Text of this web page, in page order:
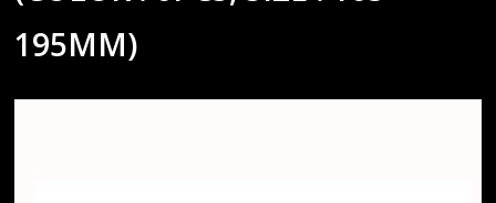
195MM)